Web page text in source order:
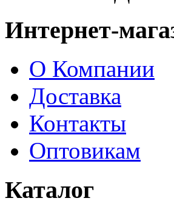
Интернет-
О Компании
Доставка
Контакты
Оптовикам
Каталог